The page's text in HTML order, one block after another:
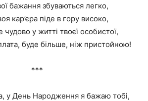
бажання збуваються легко,
кар’єра піде в гору високо,
чудово у житті твоєї особистої,
буде більше, ніж пристойною!
***
у День Народження я бажаю тобі,